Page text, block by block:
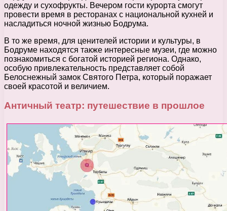
одежду и сухофрукты. Вечером гости курорта смогут
провести время в ресторанах с национальной кухней и
насладиться ночной жизнью Бодрума.
В то же время, для ценителей истории и культуры, в
Бодруме находятся также интересные музеи, где можно
познакомиться с богатой историей региона. Однако,
особую привлекательность представляет собой
Белоснежный замок Святого Петра, который поражает
своей красотой и величием.
Античный театр: путешествие в прошлое